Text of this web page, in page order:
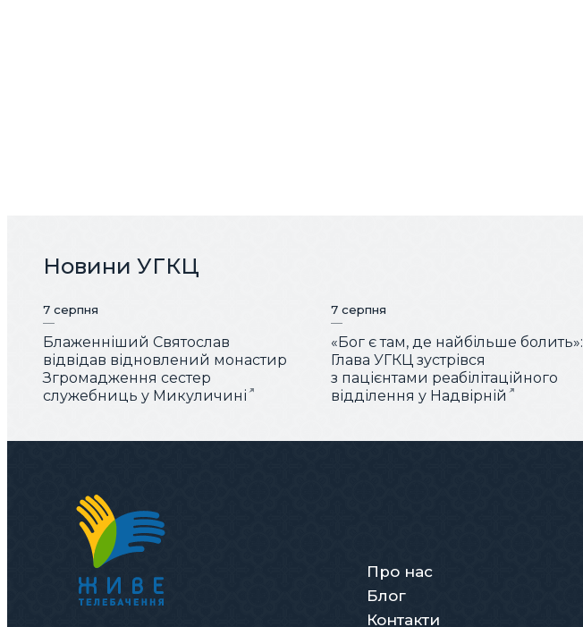
Новини УГКЦ
7 серпня
Блаженніший Святослав
відвідав відновлений монастир
Згромадження сестер
служебниць у Микуличині
7 серпня
«Бог є там, де найбільше болить»:
Глава УГКЦ зустрівся
з пацієнтами реабілітаційного
відділення у Надвірній
Про нас
Блог
Контакти